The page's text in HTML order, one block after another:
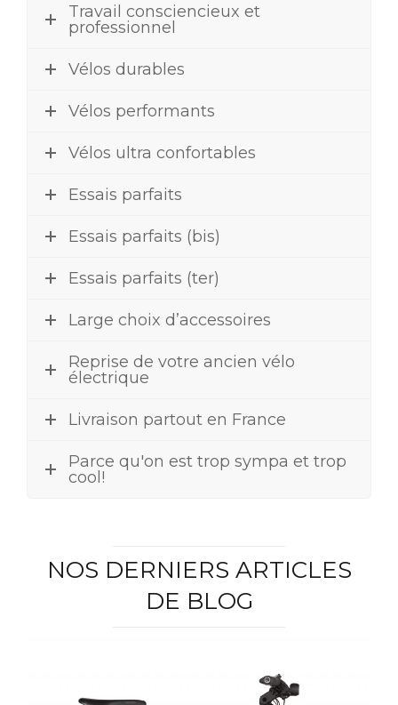
Travail consciencieux et
professionnel
Vélos durables
Vélos performants
Vélos ultra confortables
Essais parfaits
Essais parfaits (bis)
Essais parfaits (ter)
Large choix d’accessoires
Reprise de votre ancien vélo
électrique
Livraison partout en France
Parce qu'on est trop sympa et trop
cool!
NOS DERNIERS ARTICLES
DE BLOG